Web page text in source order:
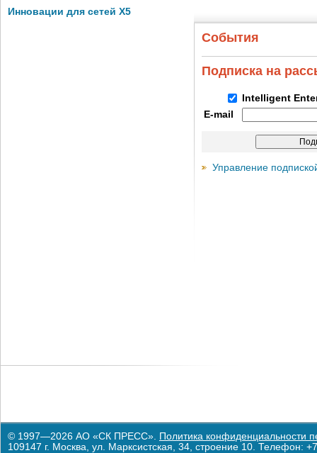
Инновации для сетей X5
События
Подписка на
Intelligent
E-mail
Управление
© 1997—2026 АО «СК ПРЕСС». Политика конфиденциальности
109147 г. Москва, ул. Марксистская, 34, строение 10. Телефон: